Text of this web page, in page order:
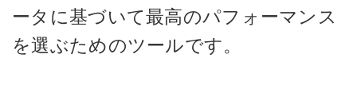
ータに基づいて最高のパフォーマンス
を選ぶためのツールです。